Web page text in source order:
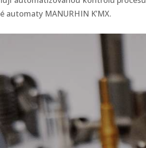
automaty MANURHIN K’MX.